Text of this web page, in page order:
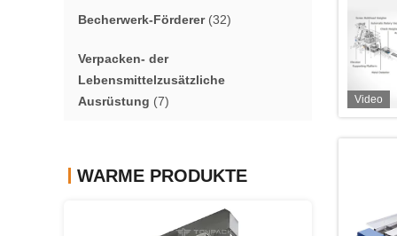
Becherwerk-Förderer(32)
Verpacken- der
Lebensmittelzusätzliche
Ausrüstung (7)
WARME PRODUKTE
Video